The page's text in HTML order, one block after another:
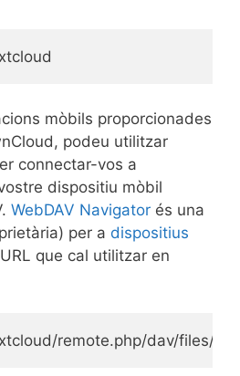
mòbils proporcionades
podeu utilitzar
connectar-vos a
dispositiu mòbil
WebDAV Navigator és una
per a dispositius
que cal utilitzar en